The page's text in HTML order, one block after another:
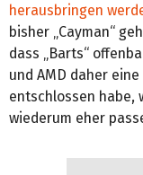
herausbringen
bisher „Cayman“
dass „Barts“
und AMD daher
entschlossen habe,
wiederum eher